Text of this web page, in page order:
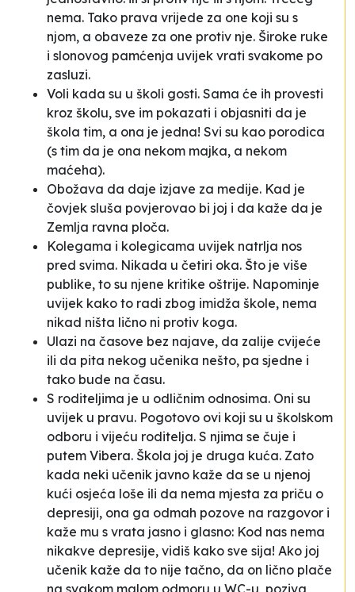
nema. Tako prava vrijede za one koji su s
njom, a obaveze za one protiv nje. Široke ruke
i slonovog pamćenja uvijek vrati svakome po
zasluzi.
Voli kada su u školi gosti. Sama će ih provesti
kroz školu, sve im pokazati i objasniti da je
škola tim, a ona je jedna! Svi su kao porodica
(s tim da je ona nekom majka, a nekom
maćeha).
Obožava da daje izjave za medije. Kad je
čovjek sluša povjerovao bi joj i da kaže da je
Zemlja ravna ploča.
Kolegama i kolegicama uvijek natrlja nos
pred svima. Nikada u četiri oka. Što je više
publike, to su njene kritike oštrije. Napominje
uvijek kako to radi zbog imidža škole, nema
nikad ništa lično ni protiv koga.
Ulazi na časove bez najave, da zalije cvijeće
ili da pita nekog učenika nešto, pa sjedne i
tako bude na času.
S roditeljima je u odličnim odnosima. Oni su
uvijek u pravu. Pogotovo ovi koji su u školskom
odboru i vijeću roditelja. S njima se čuje i
putem Vibera. Škola joj je druga kuća. Zato
kada neki učenik javno kaže da se u njenoj
kući osjeća loše ili da nema mjesta za priču o
depresiji, ona ga odmah pozove na razgovor i
kaže mu s vrata jasno i glasno: Kod nas nema
nikakve depresije, vidiš kako sve sija! Ako joj
učenik kaže da to nije tačno, da on lično plače